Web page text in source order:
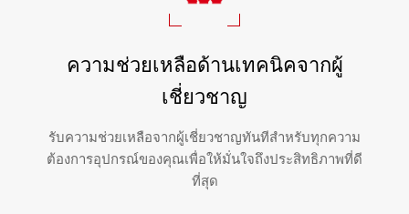
ความช่วยเหลือด้านเทคนิคจากผู้
เชี่ยวชาญ
รับความช่วยเหลือจากผู้เชี่ยวชาญทันทีสำหรับทุกความ
ต้องการอุปกรณ์ของคุณเพื่อให้มั่นใจถึงประสิทธิภาพที่ดี
ที่สุด